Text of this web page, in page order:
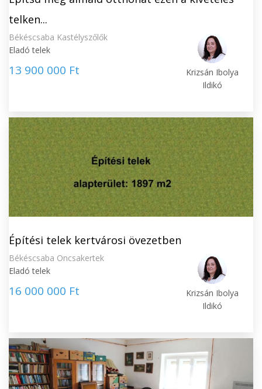
telken...
Békéscsaba Kastélyszőlők
Eladó telek
13 900 000 Ft
Krizsán Ibolya
Ildikó
Építési telek kertvárosi övezetben
Békéscsaba Oncsakertek
Eladó telek
16 000 000 Ft
Krizsán Ibolya
Ildikó